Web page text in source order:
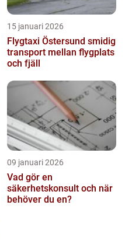
15 januari 2026
Flygtaxi Östersund smidig
transport mellan flygplats
och fjäll
09 januari 2026
Vad gör en
säkerhetskonsult och när
behöver du en?